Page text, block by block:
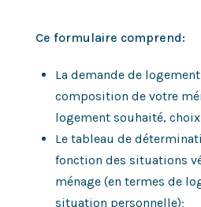
Ce formulaire comprend:
La demande de
composition de votre
logement souhaité,
Le tableau de
fonction des situations
ménage (en termes de
situation personnelle);